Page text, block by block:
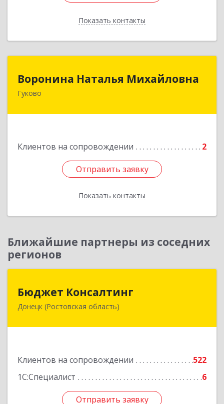
Показать контакты
Назад
Воронина Наталья Михайловна
Гуково
Клиентов на сопровождении 2
Отправить заявку
Показать контакты
Воронина Наталья Михайловна
Отправить заявку
Назад
Ближайшие партнеры из соседних
регионов
Бюджет Консалтинг
Донецк (Ростовская область)
Клиентов на сопровождении
522
1С:Специалист
6
Отправить заявку
346338, Ростовская обл, г.о. Город Донецк,
Отправить заявку